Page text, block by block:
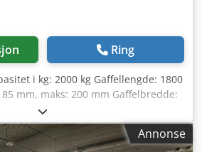
Lengde ca. 2500 mm Maks.
Merknad om brukte maskiner: •
salg med forbehold om feil. •
rengjort og funksjonstestet. • Alle
sett og besiktiget, uten noen form for
til å besiktige maskinene på
er kun gyldige i skriftlig form.
kun ved oppgivelse av adresse og
Ring
i kg: 2000 kg Gaffellengde: 1800
mm, maks: 200 mm Gaffelbredde:
540 mm Antall hjul: 4 foran, 2 bak
(L x B x H): 1800 x 155 x 50
t Mål (L x B x H): 2,15 x 0,54 xAnnonse